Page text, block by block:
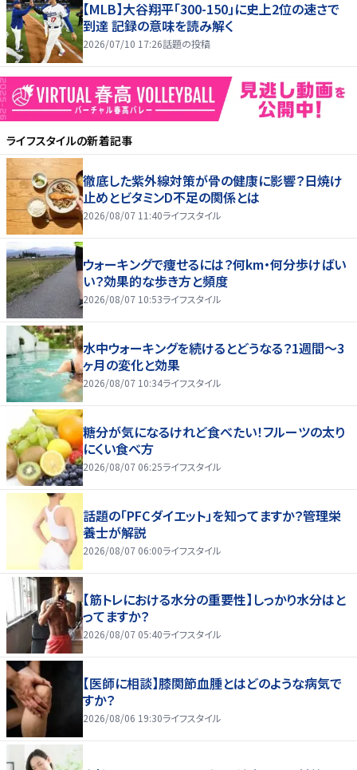
【MLB】大谷翔平「300-150」に史上2位の速さで
到達 記録の意味を読み解く
2026/07/10 17:26話題の投稿
ライフスタイルの新着記事
徹底した紫外線対策が骨の健康に影響？日焼け
止めとビタミンD不足の関係とは
2026/08/07 11:40ライフスタイル
ウォーキングで痩せるには？何km・何分歩けばい
い？効果的な歩き方と頻度
2026/08/07 10:53ライフスタイル
水中ウォーキングを続けるとどうなる？1週間～3
ヶ月の変化と効果
2026/08/07 10:34ライフスタイル
糖分が気になるけれど食べたい！フルーツの太り
にくい食べ方
2026/08/07 06:25ライフスタイル
話題の「PFCダイエット」を知ってますか？管理栄
養士が解説
2026/08/07 06:00ライフスタイル
【筋トレにおける水分の重要性】しっかり水分はと
ってますか？
2026/08/07 05:40ライフスタイル
【医師に相談】膝関節血腫とはどのような病気で
すか？
2026/08/06 19:30ライフスタイル